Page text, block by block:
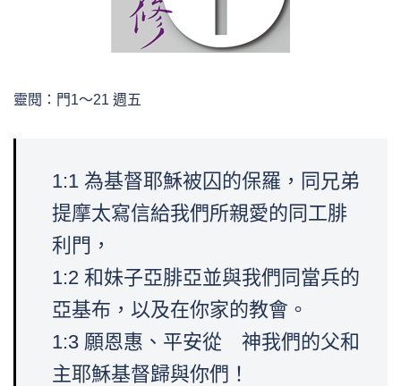
靈閱：門1～21 週五
1:1 為基督耶穌被囚的保羅，同兄弟
提摩太寫信給我們所親愛的同工腓
利門，
1:2 和妹子亞腓亞並與我們同當兵的
亞基布，以及在你家的教會。
1:3 願恩惠、平安從 神我們的父和
主耶穌基督歸與你們！